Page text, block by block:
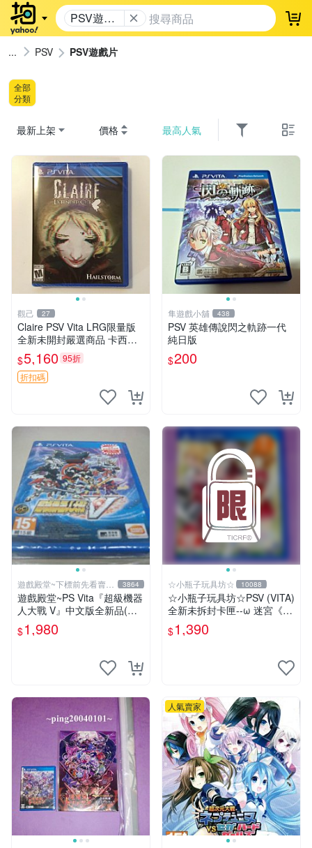
PSV遊戲
片
登
PSV PSV遊戲片
全部
分類
最新上架 價格 最高人氣
觀己 27
Claire PSV Vita LRG限量版
全新未開封嚴選商品 卡西歐
電競耳機耳罩 PSV vita 耳機
電競耳機
$5,160 95折
折扣碼
隼遊戲小舖 438
PSV 英雄傳說閃之軌跡一代
純日版
$200
遊戲殿堂~下標前先看賣場
關於我
3864
遊戲殿堂~PS Vita『超級機器
人大戰 V』中文版全新品(內
含首批限定特典)
$1,980
☆小瓶子玩具坊☆ 10088
☆小瓶子玩具坊☆PSV (VITA)
全新未拆封卡匣--ω 迷宮《ω
Labyrinth》(亞版)
$1,390
人氣賣家